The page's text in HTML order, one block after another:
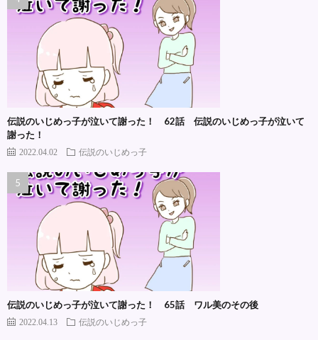
伝説のいじめっ子が泣いて謝った！ 62話 伝説のいじめっ子が泣いて
謝った！
2022.04.02 伝説のいじめっ子
伝説のいじめっ子が泣いて謝った！ 65話 ワル美のその後
2022.04.13 伝説のいじめっ子